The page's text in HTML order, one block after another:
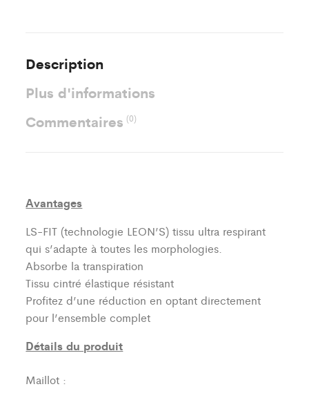
Description
Plus d'informations
Commentaires(0)
Avantages
LS-FIT (technologie LEON’S)tissu ultra respirant
qui s’adapte à toutes les morphologies.
Absorbe la transpiration
Tissu cintré élastique résistant
Profitez d’une réduction en optant directement
pour l’ensemble complet
Détails du produit
Maillot :